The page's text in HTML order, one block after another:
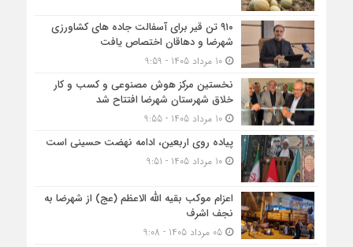
۹۱۰ تن قیر برای آسفالت جاده های کشاورزی
شهرضا و دهاقان اختصاص یافت
10 مرداد 1405 - 9:59
نخستین مرکز هوش مصنوعی و کسب‌ و کار
خلاق شهرستان شهرضا افتتاح شد
10 مرداد 1405 - 9:55
پیاده روی اربعین، ادامه نهضت حسینی است
10 مرداد 1405 - 9:51
اعزام موکب بقیه الله الاعظم (عج) از شهرضا به
نجف اشرف
05 مرداد 1405 - 9:08